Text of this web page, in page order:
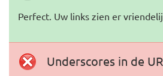
Perfect. Uw links zien er
Underscores in de